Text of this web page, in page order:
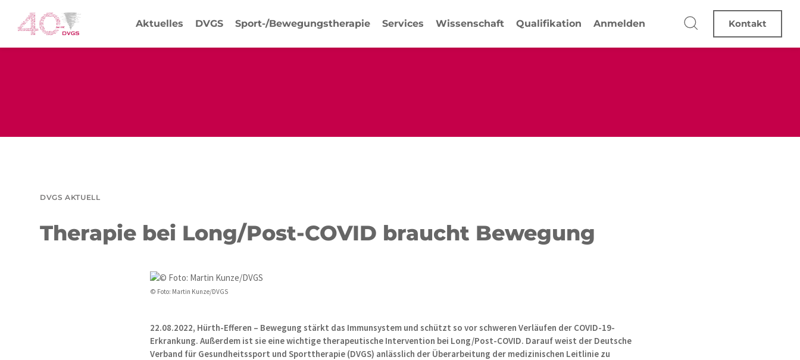
DVGS AKTUELL
Therapie bei Long/Post-COVID braucht Bewegung
© Foto: Martin Kunze/DVGS
22.08.2022, Hürth-Efferen – Bewegung stärkt das Immunsystem und schützt so vor schweren Verläufen der COVID-19-
Erkrankung. Außerdem ist sie eine wichtige therapeutische Intervention bei Long/Post-COVID. Darauf weist der Deutsche
Verband für Gesundheitssport und Sporttherapie (DVGS) anlässlich der Überarbeitung der medizinischen Leitlinie zu
Aktuelles DVGS Sport-/Bewegungstherapie Services Wissenschaft Qualifikation Anmelden Kontakt